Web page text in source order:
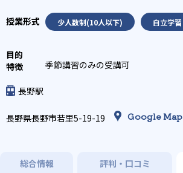
少人数制(10人以下) 自立学習
季節講習のみの受講可
長野駅
長野県長野市若里5-19-19 Google Map
総合情報 評判・口コミ